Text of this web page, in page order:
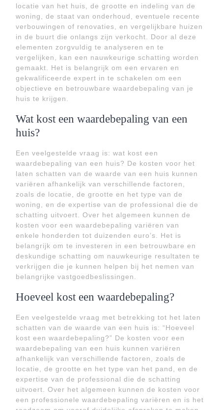
locatie van het huis, de grootte en indeling van de
woning, de staat van onderhoud, eventuele recente
verbouwingen of renovaties, en vergelijkbare huizen
in de buurt die onlangs zijn verkocht. Door al deze
elementen zorgvuldig te analyseren en te
vergelijken, kan een nauwkeurige schatting worden
gemaakt. Het is belangrijk om een ervaren en
gekwalificeerde expert in te schakelen om een
objectieve en betrouwbare waardebepaling van je
huis te krijgen.
Wat kost een waardebepaling van een
huis?
Een veelgestelde vraag is: wat kost een
waardebepaling van een huis? De kosten voor het
laten schatten van de waarde van een huis kunnen
variëren afhankelijk van verschillende factoren,
zoals de locatie, de grootte en het type van de
woning, en de expertise van de professional die de
schatting uitvoert. Over het algemeen kunnen de
kosten voor een waardebepaling variëren van
enkele honderden tot duizenden euro’s. Het is
belangrijk om te investeren in een betrouwbare en
deskundige schatting om nauwkeurige resultaten te
verkrijgen die je kunnen helpen bij het nemen van
belangrijke vastgoedbeslissingen.
Hoeveel kost een waardebepaling?
Een veelgestelde vraag met betrekking tot het laten
schatten van de waarde van een huis is: “Hoeveel
kost een waardebepaling?” De kosten voor een
waardebepaling van een huis kunnen variëren
afhankelijk van verschillende factoren, zoals de
locatie, de grootte en het type van het pand, en de
expertise van de professional die de schatting
uitvoert. Over het algemeen kunnen de kosten voor
een professionele waardebepaling variëren en is het